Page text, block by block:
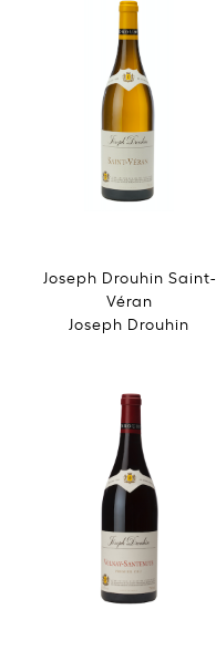
Joseph Drouhin Saint-
Véran
Joseph Drouhin